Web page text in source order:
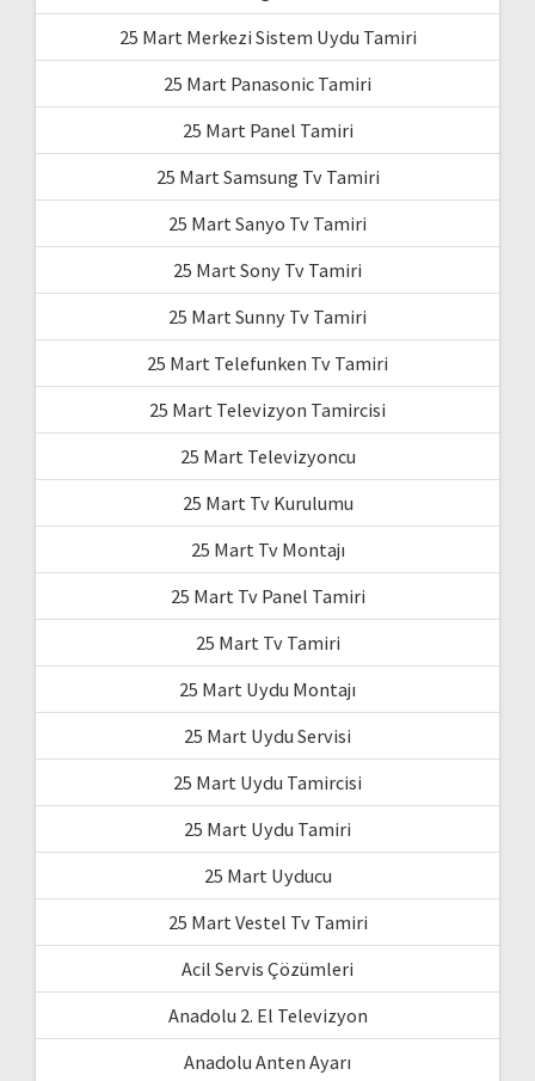
25 Mart Merkezi Sistem Uydu Tamiri
25 Mart Panasonic Tamiri
25 Mart Panel Tamiri
25 Mart Samsung Tv Tamiri
25 Mart Sanyo Tv Tamiri
25 Mart Sony Tv Tamiri
25 Mart Sunny Tv Tamiri
25 Mart Telefunken Tv Tamiri
25 Mart Televizyon Tamircisi
25 Mart Televizyoncu
25 Mart Tv Kurulumu
25 Mart Tv Montajı
25 Mart Tv Panel Tamiri
25 Mart Tv Tamiri
25 Mart Uydu Montajı
25 Mart Uydu Servisi
25 Mart Uydu Tamircisi
25 Mart Uydu Tamiri
25 Mart Uyducu
25 Mart Vestel Tv Tamiri
Acil Servis Çözümleri
Anadolu 2. El Televizyon
Anadolu Anten Ayarı